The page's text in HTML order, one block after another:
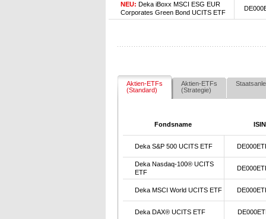
NEU: Deka iBoxx MSCI ESG EUR
Corporates Green Bond UCITS ETF
Aktien-ETFs
(Standard)
Aktien-ETFs
(Strategie)
Fondsname ISIN
Deka S&P 500 UCITS ETF
Deka Nasdaq-100® UCITS
ETF
Deka MSCI World UCITS ETF
Deka DAX® UCITS ETF